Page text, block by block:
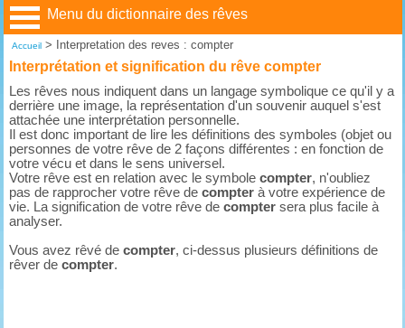
Menu du dictionnaire des rêves
Accueil> Interpretation des reves : compter
Interprétation et signification du rêve compter
Les rêves nous indiquent dans un langage symbolique ce qu'il y a
derrière une image, la représentation d'un souvenir auquel s'est
attachée une interprétation personnelle.
Il est donc important de lire les définitions des symboles (objet ou
personnes de votre rêve de 2 façons différentes : en fonction de
votre vécu et dans le sens universel.
Votre rêve est en relation avec le symbolecompter, n'oubliez
pas de rapprocher votre rêve decompter à votre expérience de
vie. La signification de votre rêve decompter sera plus facile à
analyser.
Vous avez rêvé decompter, ci-dessus plusieurs définitions de
rêver decompter.